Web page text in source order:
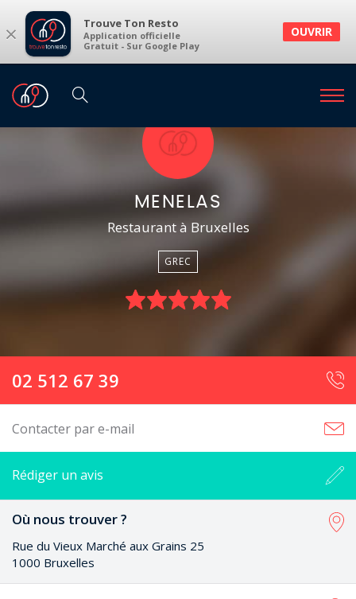
× Trouve Ton Resto
Application officielle
Gratuit - Sur Google Play
OUVRIR
MENELAS
Restaurant à Bruxelles
GREC
02 512 67 39
Contacter par e-mail
Rédiger un avis
Où nous trouver ?
Rue du Vieux Marché aux Grains 25
1000 Bruxelles